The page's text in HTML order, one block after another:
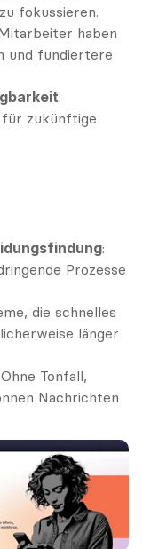
fokussieren.
haben
und fundiertere
:
für zukünftige
:
Prozesse
die schnelles
länger
Tonfall,
Nachrichten